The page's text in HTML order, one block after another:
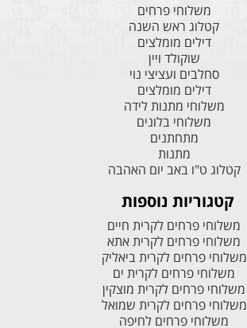
משלוחי פרחים
קטלוג ראש השנה
דילים מומלצים
שוקולד ויין
סחלבים ועציצי נוי
דילים מומלצים
משלוחי מתנות לידה
משלוחי בלונים
מתחתנים
מתנות
קטלוג ט"ו באב יום האהבה
קטגוריות נוספות
משלוחי פרחים לקרית חיים
משלוחי פרחים לקרית אתא
משלוחי פרחים לקרית ביאליק
משלוחי פרחים לקרית ים
משלוחי פרחים לקרית מוצקין
משלוחי פרחים לקרית שמואל
משלוחי פרחים לחיפה